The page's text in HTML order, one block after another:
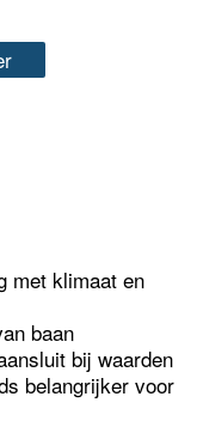
met klimaat en
baan
bij waarden
belangrijker voor